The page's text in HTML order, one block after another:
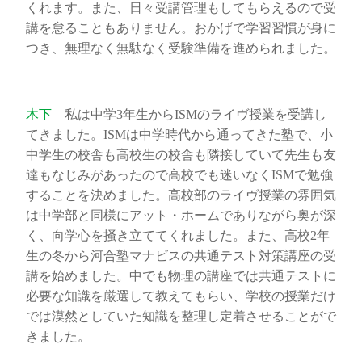
くれます。また、日々受講管理もしてもらえるので受
講を怠ることもありません。おかげで学習習慣が身に
つき、無理なく無駄なく受験準備を進められました。
木下
私は中学3年生からISMのライヴ授業を受講し
てきました。ISMは中学時代から通ってきた塾で、小
中学生の校舎も高校生の校舎も隣接していて先生も友
達もなじみがあったので高校でも迷いなくISMで勉強
することを決めました。高校部のライヴ授業の雰囲気
は中学部と同様にアット・ホームでありながら奥が深
く、向学心を掻き立ててくれました。また、高校2年
生の冬から河合塾マナビスの共通テスト対策講座の受
講を始めました。中でも物理の講座では共通テストに
必要な知識を厳選して教えてもらい、学校の授業だけ
では漠然としていた知識を整理し定着させることがで
きました。